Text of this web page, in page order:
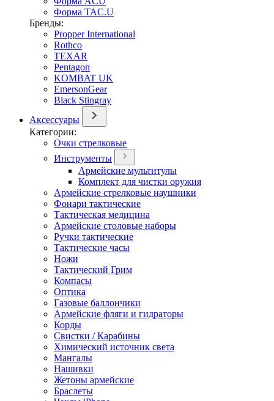
Форма TAC.U
Бренды:
Propper International
Rothco
TEXAR
Pentagon
KOMBAT UK
EmersonGear
Black Stingray
Аксессуары
Категории:
Очки стрелковые
Инструменты
Армейские мультитулы
Комплект для чистки оружия
Армейские стрелковые наушники
Фонари тактические
Тактическая медицина
Армейские столовые наборы
Ручки тактические
Тактические часы
Ножи
Тактический Грим
Компасы
Оптика
Газовые баллончики
Армейские фляги и гидраторы
Корды
Свистки / Карабины
Химический источник света
Мангалы
Нашивки
Жетоны армейские
Браслеты